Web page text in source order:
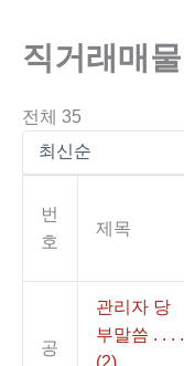
직거래매물
전체 35
번
호
제목
공
관리자 당
부말씀 . . . .
(2)